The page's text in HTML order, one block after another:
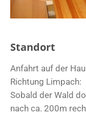
Standort
Anfahrt auf der
Richtung Limpach:
Sobald der Wald
nach ca. 200m